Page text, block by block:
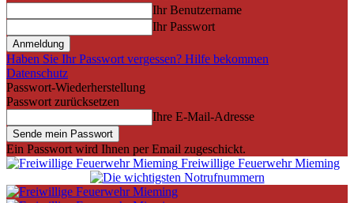
Ihr Benutzername
Ihr Passwort
Haben Sie Ihr Passwort vergessen? Hilfe bekommen
Datenschutz
Passwort-Wiederherstellung
Passwort zurücksetzen
Ihre E-Mail-Adresse
Ein Passwort wird Ihnen per Email zugeschickt.
Freiwillige Feuerwehr Mieming